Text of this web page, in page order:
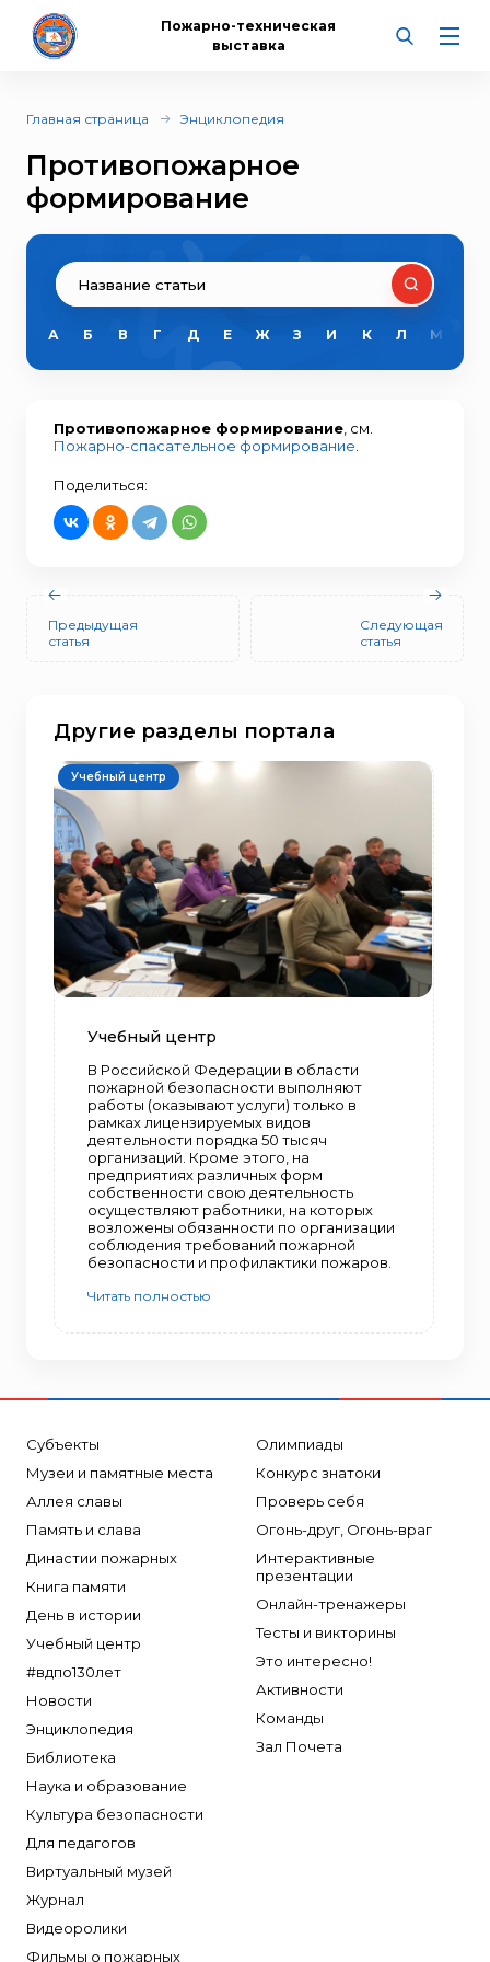
Пожарно-техническая
выставка
Главная страница Энциклопедия
Противопожарное
формирование
А Б В Г Д Е Ж З И К Л М
Противопожарное формирование , см.
Пожарно-спасательное формирование
Поделиться:
Предыдущая
статья
Следующая
статья
Другие разделы портала
Учебный центр
Учебный центр
В Российской Федерации в области
пожарной безопасности выполняют
работы (оказывают услуги) только в
рамках лицензируемых видов
деятельности порядка 50 тысяч
организаций. Кроме этого, на
предприятиях различных форм
собственности свою деятельность
осуществляют работники, на которых
возложены обязанности по организации
соблюдения требований пожарной
безопасности и профилактики пожаров.
Читать полностью
Субъекты
Музеи и памятные места
Аллея славы
Память и слава
Династии пожарных
Книга памяти
День в истории
Учебный центр
#вдпо130лет
Новости
Энциклопедия
Библиотека
Наука и образование
Культура безопасности
Для педагогов
Виртуальный музей
Журнал
Видеоролики
Фильмы о пожарных
Олимпиады
Конкурс знатоки
Проверь себя
Огонь-друг, Огонь-враг
Интерактивные
презентации
Онлайн-тренажеры
Тесты и викторины
Это интересно!
Активности
Команды
Зал Почета